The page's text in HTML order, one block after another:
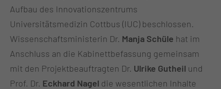
Aufbau des Innovationszentrums
Universitätsmedizin Cottbus (IUC) beschlossen.
Wissenschaftsministerin Dr. Manja Schüle hat im
Anschluss an die Kabinettbefassung gemeinsam
mit den Projektbeauftragten Dr. Ulrike Gutheil und
Prof. Dr. Eckhard Nagel die wesentlichen Inhalte